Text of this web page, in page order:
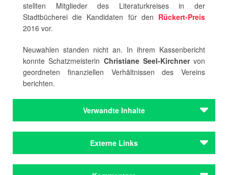
stellten Mitglieder des Literaturkreises in der
Stadtbücherei die Kandidaten für den Rückert-Preis
2016 vor.
Neuwahlen standen nicht an. In ihrem Kassenbericht
konnte Schatzmeisterin Christiane Seel-Kirchnervon
geordneten finanziellen Verhältnissen des Vereins
berichten.
Verwandte Inhalte
Rückert, Friedrich
Institutionen
Externe Links